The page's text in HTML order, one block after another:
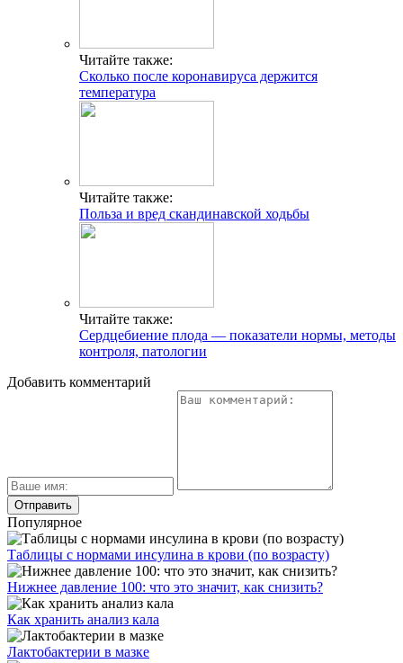
Читайте также:
Сколько после коронавируса держится
температура
Читайте также:
Польза и вред скандинавской ходьбы
Читайте также:
Сердцебиение плода — показатели нормы, методы
контроля, патологии
Добавить комментарий
Популярное
Таблицы с нормами инсулина в крови (по возрасту)
Нижнее давление 100: что это значит, как снизить?
Как хранить анализ кала
Лактобактерии в мазке